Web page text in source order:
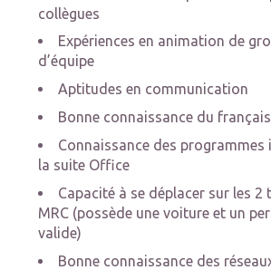
collègues
Expériences en animation de
d’équipe
Aptitudes en communication
Bonne connaissance du
Connaissance des
la suite Office
Capacité à se déplacer sur les
MRC (possède une voiture et un
valide)
Bonne connaissance des